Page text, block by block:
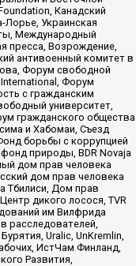
Канадский
Лорье, Украинская
Международный
пресса, Возрождение,
антивоенный комитет в
Форум свободной
Форум
с гражданским
университет,
гражданского общества
и Хабомаи, Съезд
борьбы с коррупцией
природы, BDR Novaja
дом прав человека
дом прав человека
Тбилиси, Дом прав
дикого лосося, TVR
им Вилфрида
расследователей,
Uralic, UnKremlin,
ИстЧам Финланд,
Развития,